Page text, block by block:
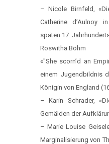
– Nicole Birnfeld,
Catherine d’Aulnoy
späten 17.
Roswitha Böhm
«"She scorn’d an
einem Jugendbildnis
Königin von England
– Karin Schrader,
Gemälden der
– Marie Louise
Marginalisierung von